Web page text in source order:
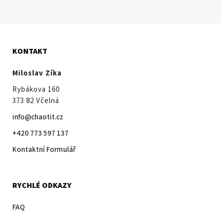
KONTAKT
Miloslav Zíka
Rybákova 160
373 82 Včelná
info@chaotit.cz
+420 773 597 137
Kontaktní Formulář
RYCHLÉ ODKAZY
FAQ